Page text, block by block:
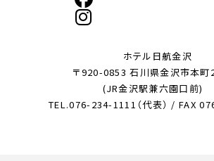
ホテル日航金沢
〒920-0853 石川県金沢市本町
(JR金沢駅兼六園口前)
TEL.076-234-1111（代表） / FAX